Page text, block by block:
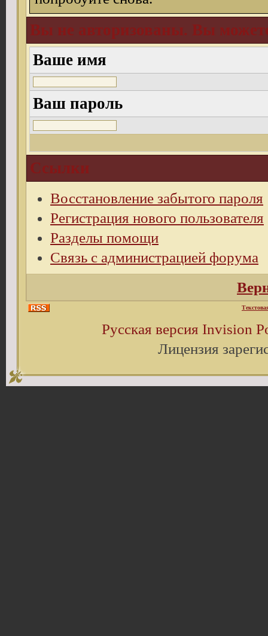
Вы не авторизованы. Вы
Ваше имя
Ваш пароль
Ссылки
Восстановление забытого пароля
Регистрация нового пользователя
Разделы помощи
Связь с администрацией форума
Русская версия Invision
Лицензия